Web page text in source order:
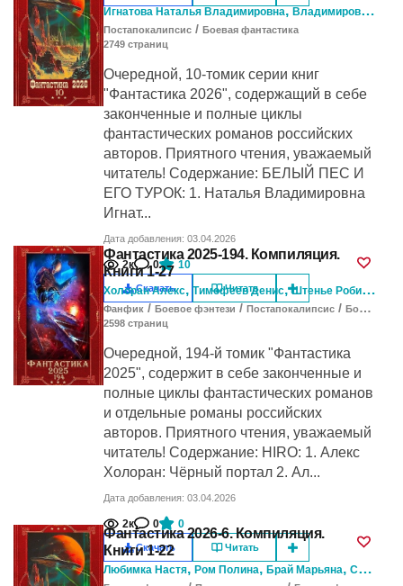
Игнатова Наталья Владимировна,Владимиров Денис
Постапокалипсис / Боевая фантастика
2749 cтраниц
Очередной, 10-томик серии книг
"Фантастика 2026", содержащий в себе
законченные и полные циклы
фантастических романов российских
авторов. Приятного чтения, уважаемый
читатель! Содержание: БЕЛЫЙ ПЕС И
ЕГО ТУРОК: 1. Наталья Владимировна
Игнат...
Дата добавления: 03.04.2026
2к 0 10
Скачать Читать
Фантастика 2025-194. Компиляция.
Книги 1-27
Холоран Алекс, Тимофеев Денис,Штенье Робин ,
Фанфик / Боевое фэнтези / Постапокалипсис / Боевая фантастика
2598 cтраниц
Очередной, 194-й томик "Фантастика
2025", содержит в себе законченные и
полные циклы фантастических романов
и отдельные романы российских
авторов. Приятного чтения, уважаемый
читатель! Содержание: HIRO: 1. Алекс
Холоран: Чёрный портал 2. Ал...
Дата добавления: 03.04.2026
2к 0 0
Скачать Читать
Фантастика 2026-6. Компиляция.
Книги 1-22
Любимка Настя, Ром Полина, Брай Марьяна, Страйк Кира